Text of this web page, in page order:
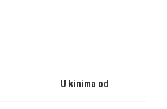
U kinima od